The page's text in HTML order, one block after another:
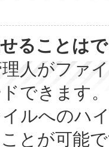
ることは
人がファ
できます
ルへのハ
とが可能